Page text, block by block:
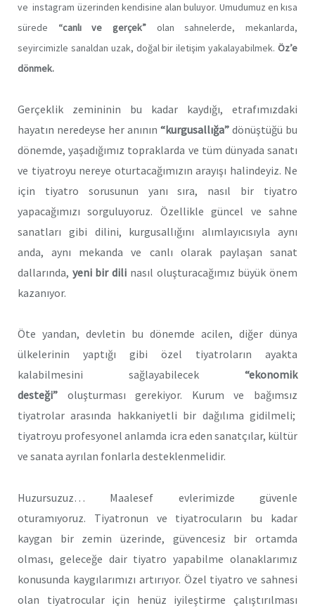
ve instagram üzerinden kendisine alan buluyor. Umudumuz en kısa
sürede “canlı ve gerçek” olan sahnelerde, mekanlarda,
seyircimizle sanaldan uzak, doğal bir iletişim yakalayabilmek. Öz’e
dönmek.
Gerçeklik zemininin bu kadar kaydığı, etrafımızdaki
hayatın neredeyse her anının “kurgusallığa” dönüştüğü bu
dönemde, yaşadığımız topraklarda ve tüm dünyada sanatı
ve tiyatroyu nereye oturtacağımızın arayışı halindeyiz. Ne
için tiyatro sorusunun yanı sıra, nasıl bir tiyatro
yapacağımızı sorguluyoruz. Özellikle güncel ve sahne
sanatları gibi dilini, kurgusallığını alımlayıcısıyla aynı
anda, aynı mekanda ve canlı olarak paylaşan sanat
dallarında, yeni bir dili nasıl oluşturacağımız büyük önem
kazanıyor.
Öte yandan, devletin bu dönemde acilen, diğer dünya
ülkelerinin yaptığı gibi özel tiyatroların ayakta
kalabilmesini sağlayabilecek “ekonomik
desteği” oluşturması gerekiyor. Kurum ve bağımsız
tiyatrolar arasında hakkaniyetli bir dağılıma gidilmeli;
tiyatroyu profesyonel anlamda icra eden sanatçılar, kültür
ve sanata ayrılan fonlarla desteklenmelidir.
Huzursuzuz… Maalesef evlerimizde güvenle
oturamıyoruz. Tiyatronun ve tiyatrocuların bu kadar
kaygan bir zemin üzerinde, güvencesiz bir ortamda
olması, geleceğe dair tiyatro yapabilme olanaklarımız
konusunda kaygılarımızı artırıyor. Özel tiyatro ve sahnesi
olan tiyatrocular için henüz iyileştirme çalıştırılması